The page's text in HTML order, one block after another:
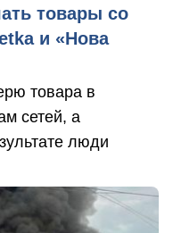
товары со
и «Нова
товара в
сетей, а
люди